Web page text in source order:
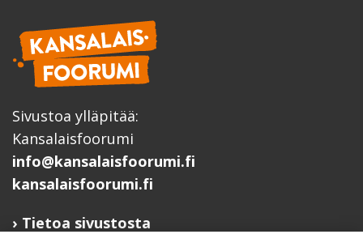
Sivustoa ylläpitää:
Kansalaisfoorumi
info@kansalaisfoorumi.fi
kansalaisfoorumi.fi
Tietoa sivustosta